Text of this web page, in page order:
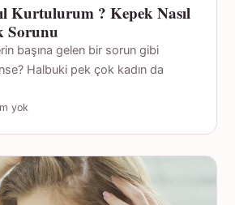
Kurtulurum ? Kepek Nasıl
Sorunu
başına gelen bir sorun gibi
Halbuki pek çok kadın da
yok